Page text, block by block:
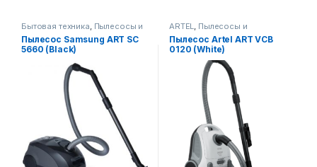
Бытовая техника, Пылесосы и
аксессуары
Пылесос Samsung ART SC
5660 (Black)
ARTEL, Пылесосы и
аксессуары
Пылесос Artel ART VCB
0120 (White)